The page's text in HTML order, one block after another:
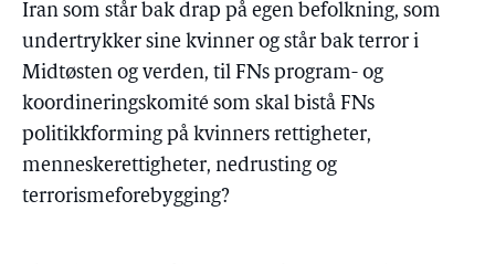
Iran som står bak drap på egen befolkning, som
undertrykker sine kvinner og står bak terror i
Midtøsten og verden, til FNs program- og
koordineringskomité som skal bistå FNs
politikkforming på kvinners rettigheter,
menneskerettigheter, nedrusting og
terrorismeforebygging?